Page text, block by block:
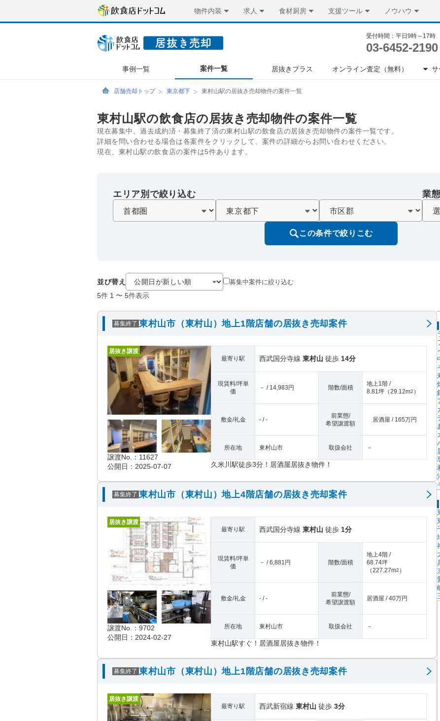
物件内装 求人 食材厨房 支援ツール ノウハウ
受付時間：平日9時～17時
03-6452-2190
事例一覧 案件一覧 居抜きプラス オンライン査定（無料） サ
店舗売却トップ 東京都下 東村山駅の居抜き売却物件の案件一覧
東村山駅の飲食店の居抜き売却物件の案件一覧
現在募集中、過去成約済・募集終了済の東村山駅の飲食店の居抜き売却物件の案件一覧です。
詳細を問い合わせる場合は各案件をクリックして、案件の詳細からお問い合わせください。
現在、東村山駅の飲食店の案件は5件あります。
エリア別で絞り込む 業
この条件で絞りこむ
並び替え 募集中案件に絞り込む
5件 1 〜 5件表示
募集終了 東村山市（東村山）地上1階店舗の居抜き売却案件
居抜き譲渡
譲渡No.：11627
公開日：2025-07-07
最寄り駅 西武国分寺線 東村山 徒歩 14分
現賃料/坪単
価
－ / 14,983円 階数/面積
地上1階 /
8.81坪 （29.12m2 ）
敷金/礼金 - / -
前業態/
希望譲渡額
居酒屋 / 165万円
所在地 東村山市 取扱会社 －
久米川駅徒歩3分！居酒屋居抜き物件！
募集終了 東村山市（東村山）地上4階店舗の居抜き売却案件
居抜き譲渡
譲渡No.：9702
公開日：2024-02-27
最寄り駅 西武国分寺線 東村山 徒歩 1分
現賃料/坪単
価
－ / 6,881円 階数/面積
地上4階 /
68.74坪
（227.27m2 ）
敷金/礼金 - / -
前業態/
希望譲渡額
居酒屋 / 40万円
所在地 東村山市 取扱会社 －
東村山駅すぐ！居酒屋居抜き物件！
募集終了 東村山市（東村山）地上1階店舗の居抜き売却案件
居抜き譲渡
最寄り駅 西武新宿線 東村山 徒歩 3分